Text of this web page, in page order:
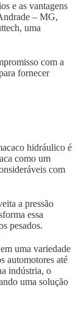
e as vantagens
– MG,
uma
com a
fornecer
hidráulico é
como um
com
a pressão
essa
pesados.
uma variedade
automotores até
indústria, o
uma solução